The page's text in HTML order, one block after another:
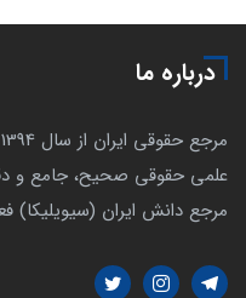
درباره ما
علمی حقوقی صحیح، جامع و
مرجع دانش ایران (سیویلیکا)